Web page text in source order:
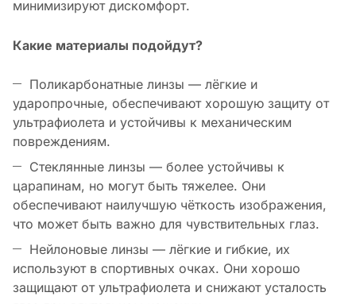
минимизируют дискомфорт.
Какие материалы подойдут?
Поликарбонатные линзы — лёгкие и
ударопрочные, обеспечивают хорошую защиту от
ультрафиолета и устойчивы к механическим
повреждениям.
Стеклянные линзы — более устойчивы к
царапинам, но могут быть тяжелее. Они
обеспечивают наилучшую чёткость изображения,
что может быть важно для чувствительных глаз.
Нейлоновые линзы — лёгкие и гибкие, их
используют в спортивных очках. Они хорошо
защищают от ультрафиолета и снижают усталость